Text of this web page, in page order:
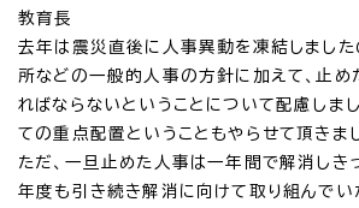
教育長
去年は震災直後に人事異動を凍結しました
所などの一般的人事の方針に加えて、止め
ればならないということについて配慮しま
ての重点配置ということもやらせて頂きまし
ただ、一旦止めた人事は一年間で解消しき
年度も引き続き解消に向けて取り組んでい